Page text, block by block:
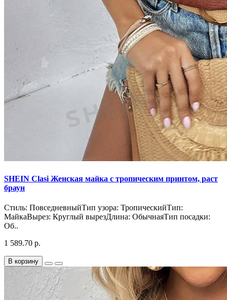
SHEIN Clasi Женская майка с тропическим принтом, раст
браун
Стиль: ПовседневныйТип узора: ТропическийТип:
МайкаВырез: Круглый вырезДлина: ОбычнаяТип посадки:
Об..
1 589.70 р.
В корзину